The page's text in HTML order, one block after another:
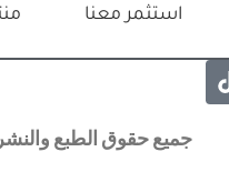
استثمر معنا
جميع حقوق الطبع والنشر